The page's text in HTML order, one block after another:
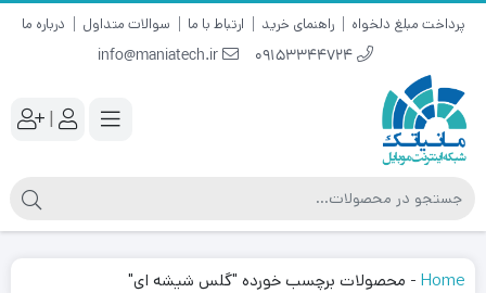
پرداخت مبلغ دلخواه راهنمای خرید ارتباط با ما سوالات متداول درباره ما
09153344724
info@maniatech.ir
|
Home
- محصولات برچسب خورده "گلس شیشه ای"